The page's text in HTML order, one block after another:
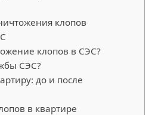
клопов
клопов в СЭС?
СЭС?
до и после
в квартире